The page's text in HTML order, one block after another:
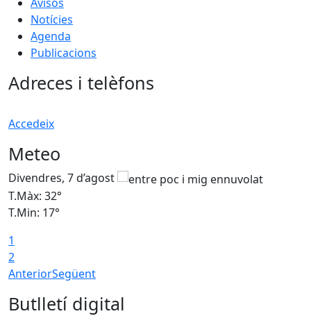
Notícies
Agenda
Publicacions
Adreces i telèfons
Accedeix
Meteo
Divendres, 7 d’agost
T.Màx: 32°
T.Min: 17°
1
2
AnteriorSegüent
Butlletí digital